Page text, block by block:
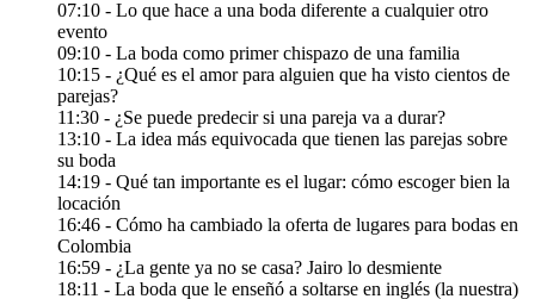
07:10 - Lo que hace a una boda diferente a cualquier otro
evento
09:10 - La boda como primer chispazo de una familia
10:15 - ¿Qué es el amor para alguien que ha visto cientos de
parejas?
11:30 - ¿Se puede predecir si una pareja va a durar?
13:10 - La idea más equivocada que tienen las parejas sobre
su boda
14:19 - Qué tan importante es el lugar: cómo escoger bien la
locación
16:46 - Cómo ha cambiado la oferta de lugares para bodas en
Colombia
16:59 - ¿La gente ya no se casa? Jairo lo desmiente
18:11 - La boda que le enseñó a soltarse en inglés (la nuestra)